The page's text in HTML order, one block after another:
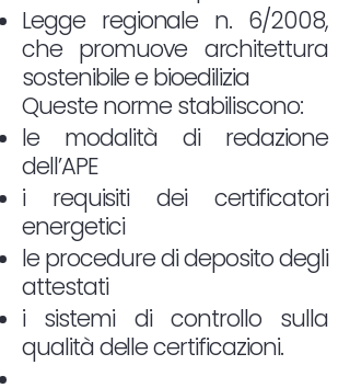
Legge regionale n. 6/2008,
che promuove architettura
sostenibile e bioedilizia
Queste norme stabiliscono:
le modalità di redazione
dell’APE
i requisiti dei certificatori
energetici
le procedure di deposito degli
attestati
i sistemi di controllo sulla
qualità delle certificazioni.